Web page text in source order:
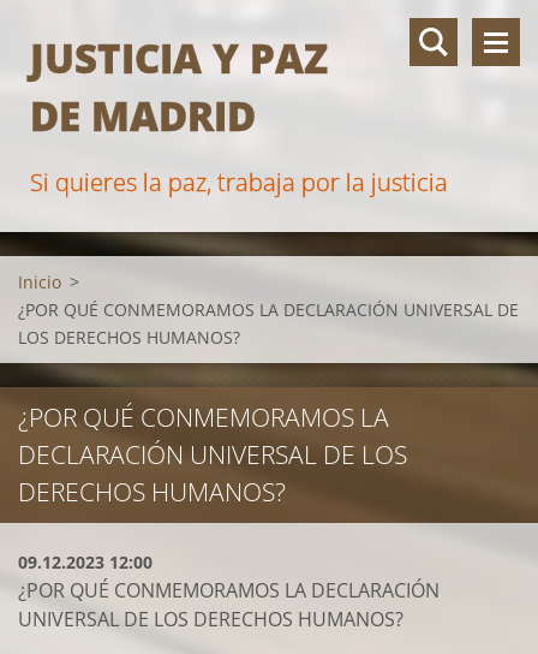
JUSTICIA Y PAZ
DE MADRID
Si quieres la paz, trabaja por la justicia
Inicio >
¿POR QUÉ CONMEMORAMOS LA DECLARACIÓN UNIVERSAL DE
LOS DERECHOS HUMANOS?
¿POR QUÉ CONMEMORAMOS LA
DECLARACIÓN UNIVERSAL DE LOS
DERECHOS HUMANOS?
09.12.2023 12:00
¿POR QUÉ CONMEMORAMOS LA DECLARACIÓN
UNIVERSAL DE LOS DERECHOS HUMANOS?